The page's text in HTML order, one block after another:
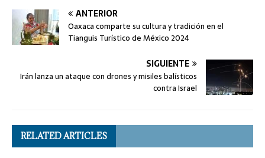
ANTERIOR
Oaxaca comparte su cultura y tradición en el
Tianguis Turístico de México 2024
SIGUIENTE
Irán lanza un ataque con drones y misiles balísticos
contra Israel
RELATED ARTICLES